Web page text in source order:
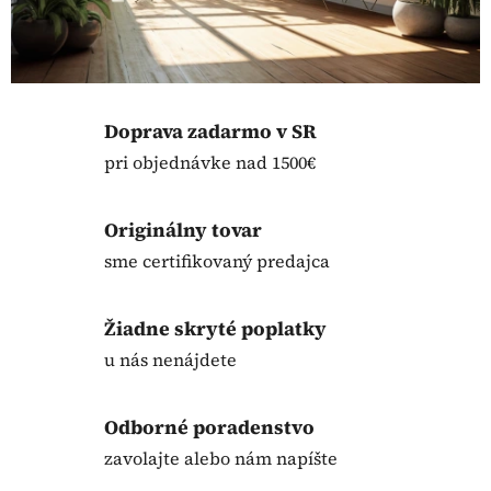
Doprava zadarmo v SR
pri objednávke nad 1500€
Originálny tovar
sme certifikovaný predajca
Žiadne skryté poplatky
u nás nenájdete
Odborné poradenstvo
zavolajte alebo nám napíšte